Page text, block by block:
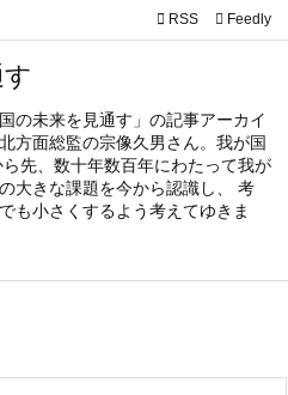
の未来を見通す」の記事アーカイ
方面総監の宗像久男さん。我が国
先、数十年数百年にわたって我が
大きな課題を今から認識し、 考
も小さくするよう考えてゆきま

サイド

前へ
 RSS Feedly